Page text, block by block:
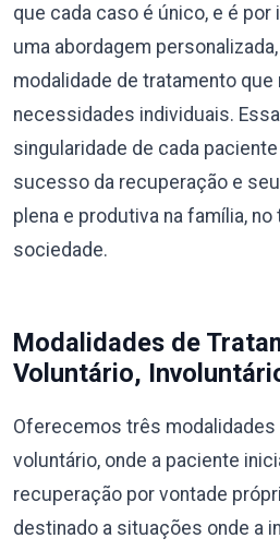
que cada caso é único, e é
uma abordagem
modalidade de tratamento
necessidades individuais.
singularidade de cada
sucesso da recuperação e
plena e produtiva na família, no
sociedade.
Modalidades de
Voluntário,
Oferecemos três modalidades
voluntário, onde a paciente
recuperação por vontade
destinado a situações onde a